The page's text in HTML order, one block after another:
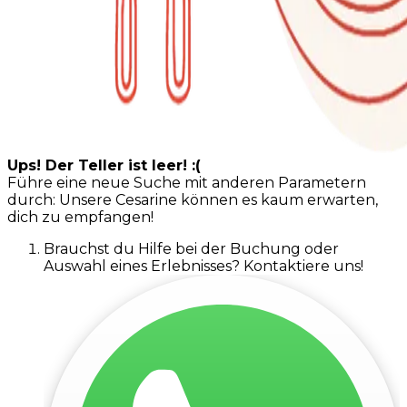
Ups! Der Teller ist leer! :(
Führe eine neue Suche mit anderen Parametern
durch: Unsere Cesarine können es kaum erwarten,
dich zu empfangen!
Brauchst du Hilfe bei der Buchung oder
Auswahl eines Erlebnisses? Kontaktiere uns!